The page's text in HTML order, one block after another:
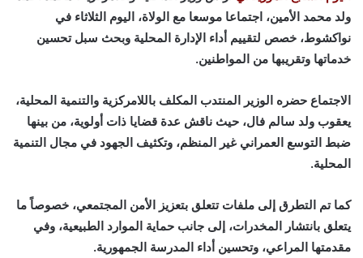
ولد محمد الأمين، اجتماعا موسعا مع الولاة، اليوم الثلاثاء في
نواكشوط، خصص لتقييم أداء الإدارة المحلية وبحث سبل تحسين
خدماتها وتقريبها من المواطنين.
الاجتماع حضره الوزير المنتدب المكلف باللامركزية والتنمية المحلية،
يعقوب ولد سالم فال، حيث ناقش عدة قضايا ذات أولوية، من بينها
ضبط التوسع العمراني غير المنظم، وتكثيف الجهود في مجال التنمية
المحلية.
كما تم التطرق إلى ملفات تتعلق بتعزيز الأمن المجتمعي، خصوصاً ما
يتعلق بانتشار المخدرات، إلى جانب حماية الموارد الطبيعية، وفي
مقدمتها المراعي، وتحسين أداء المدرسة الجمهورية.